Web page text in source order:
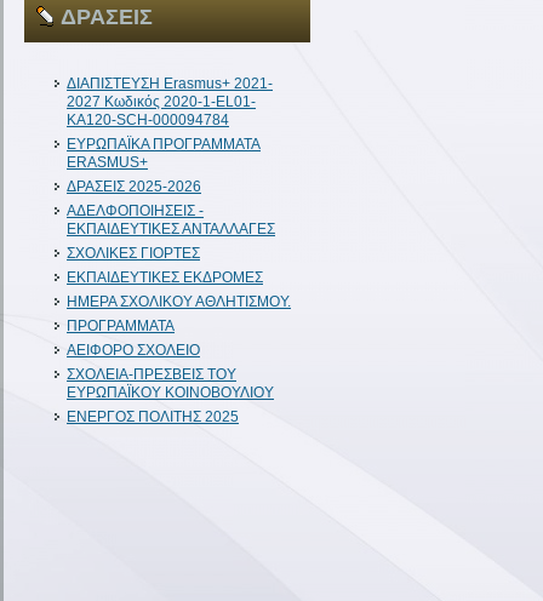
ΔΡΑΣΕΙΣ
ΔIAΠΙΣΤΕΥΣΗ Erasmus+ 2021-
2027 Κωδικός 2020-1-EL01-
KA120-SCH-000094784
ΕΥΡΩΠΑΪΚΑ ΠΡΟΓΡΑΜΜΑΤΑ
ERASMUS+
ΔΡΑΣΕΙΣ 2025-2026
ΑΔΕΛΦΟΠΟΙΗΣΕΙΣ -
ΕΚΠΑΙΔΕΥΤΙΚΕΣ ΑΝΤΑΛΛΑΓΕΣ
ΣΧΟΛΙΚΕΣ ΓΙΟΡΤΕΣ
ΕΚΠΑΙΔΕΥΤΙΚΕΣ ΕΚΔΡΟΜΕΣ
ΗΜΕΡΑ ΣΧΟΛΙΚΟΥ ΑΘΛΗΤΙΣΜΟΥ.
ΠΡΟΓΡΑΜΜΑΤΑ
ΑΕΙΦΟΡΟ ΣΧΟΛΕΙΟ
ΣΧΟΛΕΙΑ-ΠΡΕΣΒΕΙΣ ΤΟΥ
ΕΥΡΩΠΑΪΚΟΥ ΚΟΙΝΟΒΟΥΛΙΟΥ
ΕΝΕΡΓΟΣ ΠΟΛΙΤΗΣ 2025